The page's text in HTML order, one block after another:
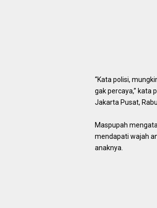
“Kata polisi,
gak percaya,” kata
Jakarta Pusat,
Maspupah
mendapati wajah
anaknya.